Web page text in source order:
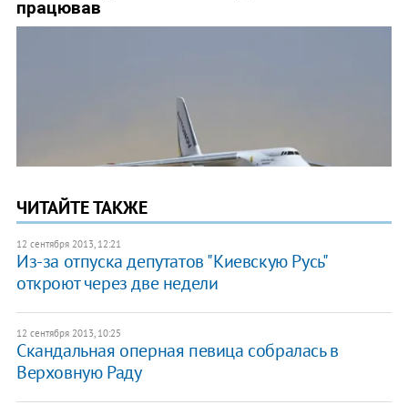
ЧИТАЙТЕ ТАКЖЕ
12 сентября 2013, 12:21
Из-за отпуска депутатов "Киевскую Русь"
откроют через две недели
12 сентября 2013, 10:25
Скандальная оперная певица собралась в
Верховную Раду